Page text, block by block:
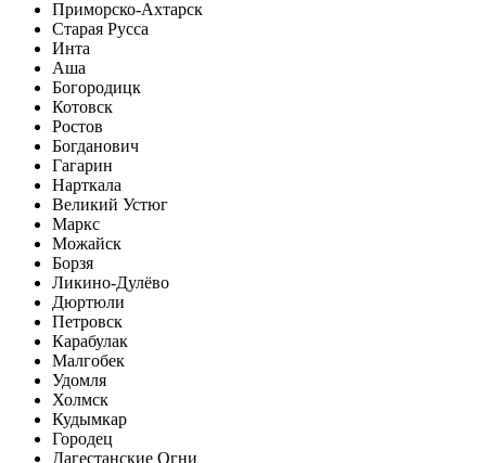
Приморско-Ахтарск
Старая Русса
Инта
Аша
Богородицк
Котовск
Ростов
Богданович
Гагарин
Нарткала
Великий Устюг
Маркс
Можайск
Борзя
Ликино-Дулёво
Дюртюли
Петровск
Карабулак
Малгобек
Удомля
Холмск
Кудымкар
Городец
Дагестанские Огни